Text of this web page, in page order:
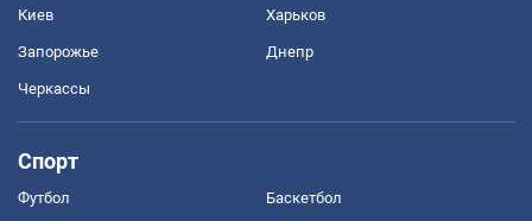
Киев Харьков
Запорожье Днепр
Черкассы
Спорт
Футбол Баскетбол